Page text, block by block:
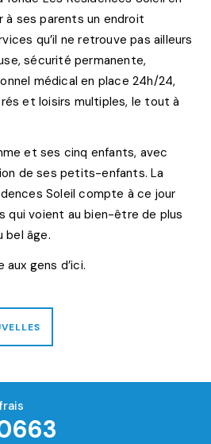
à ses parents un endroit
qu’il ne retrouve pas ailleurs
sécurité permanente,
médical en place 24h/24,
et loisirs multiples, le tout à
et ses cinq enfants, avec
de ses petits-enfants. La
Soleil compte à ce jour
qui voient au bien-être de plus
bel âge.
gens d’ici.